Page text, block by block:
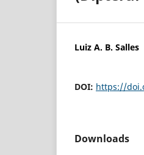
Luiz A. B. Salles
DOI: https://
Downloads